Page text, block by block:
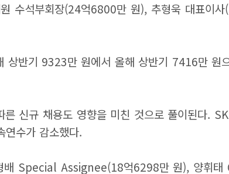
수석부회장(24억6800만 원), 추형욱 대표이
상반기 9323만 원에서 올해 상반기 7416만
신규 채용도 영향을 미친 것으로 풀이된다.
수가 감소했다.
배 Special Assignee(18억6298만 원), 양